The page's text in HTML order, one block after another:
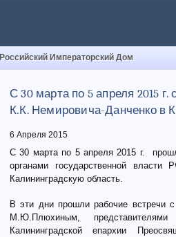
Российский Императорский Дом
С 30 марта по 5 апреля 2015
К.К. Немировича-Данченко в
6 Апреля 2015
С 30 марта по 5 апреля 2015 г.
органами государственной
Калининградскую область.
В эти дни прошли рабочие встречи с
М.Ю.Плюхиным,
Калининградской епархии